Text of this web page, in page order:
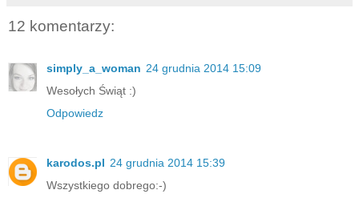
12 komentarzy:
simply_a_woman 24 grudnia 2014 15:09
Wesołych Świąt :)
Odpowiedz
karodos.pl 24 grudnia 2014 15:39
Wszystkiego dobrego:-)